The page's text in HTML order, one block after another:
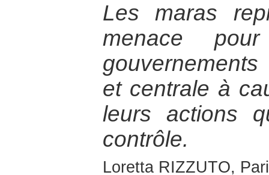
Les maras
menace
et centrale à
leurs actions
contrôle.
Loretta RIZZUTO,